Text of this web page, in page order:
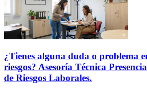
¿Tienes alguna duda o problema
riesgos? Asesoría Técnica
de Riesgos Laborales.